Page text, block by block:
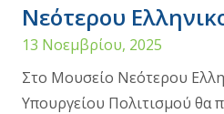
Νεότερου
13 Νοεμβρίου, 2025
Στο Μουσείο Νεότερου
Υπουργείου Πολιτισμού θα